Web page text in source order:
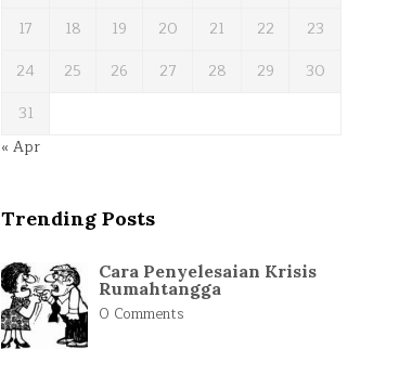
17
18 19 20 21 22
23
24
25 26 27 28 29
30
31
« Apr
Trending Posts
Cara Penyelesaian Krisis
Rumahtangga
0 Comments